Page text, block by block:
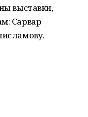
выставки,
Сарвар